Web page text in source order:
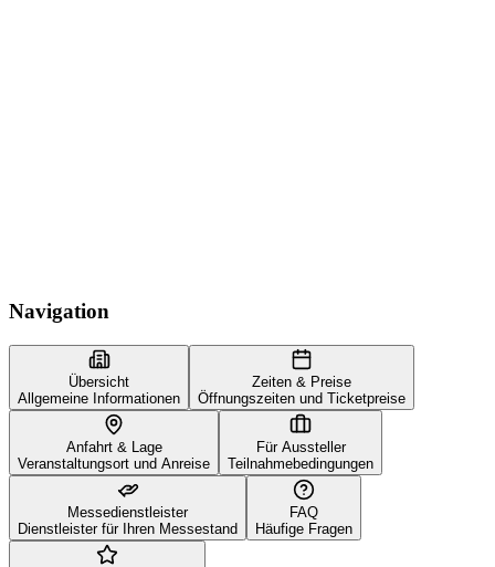
Navigation
Übersicht
Allgemeine Informationen
Zeiten & Preise
Öffnungszeiten und Ticketpreise
Anfahrt & Lage
Veranstaltungsort und Anreise
Für Aussteller
Teilnahmebedingungen
Messedienstleister
Dienstleister für Ihren Messestand
FAQ
Häufige Fragen